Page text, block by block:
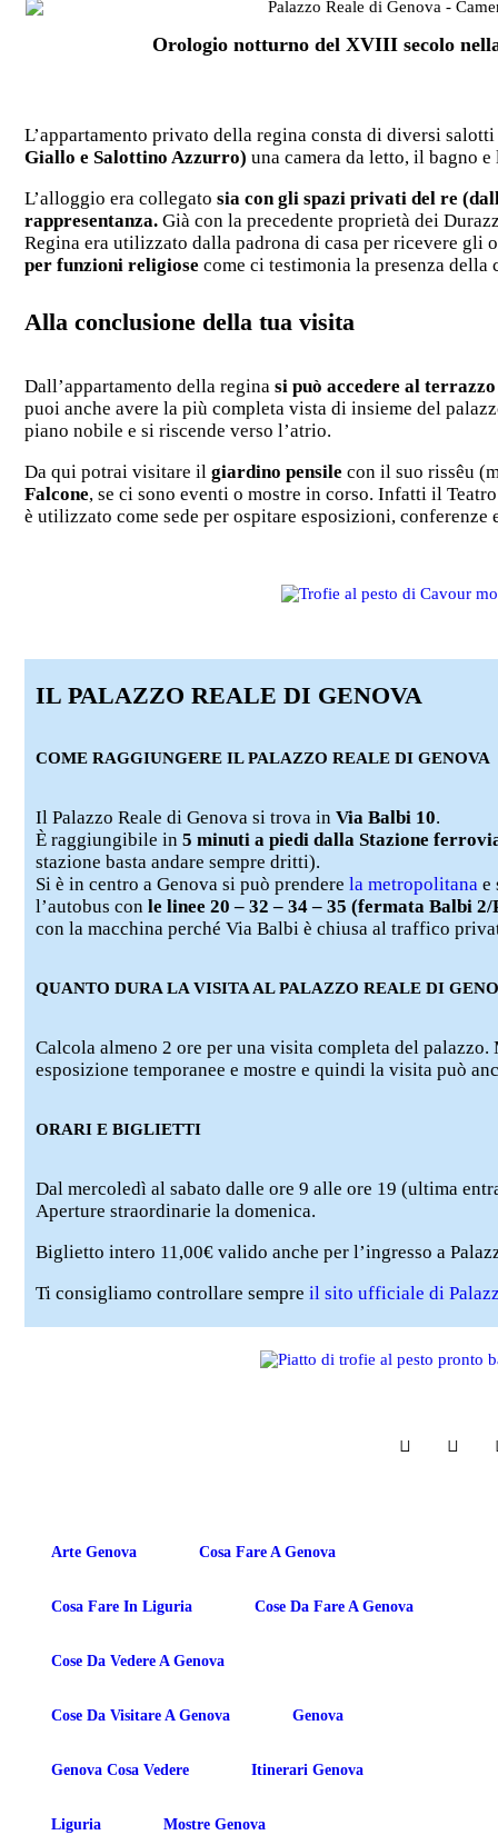
Orologio notturno del XVIII secolo
L’appartamento privato della regina consta di diversi
Giallo e Salottino Azzurro) una camera da letto, il bagno
L’alloggio era collegatosia con gli spazi privati del re
rappresentanza. Già con la precedente proprietà dei
Regina era utilizzato dalla padrona di casa per ricevere gli
per funzioni religiose come ci testimonia la presenza della
Alla conclusione della tua visita
Dall’appartamento della reginasi può accedere al terrazzo
puoi anche avere la più completa vista di insieme del
piano nobile e si riscende verso l’atrio.
Da qui potrai visitare ilgiardino pensile con il suo rissêu
Falcone, se ci sono eventi o mostre in corso. Infatti il
è utilizzato come sede per ospitare esposizioni, conferenze
IL PALAZZO REALE DI GENOVA
COME RAGGIUNGERE IL PALAZZO REALE DI GENOVA
Il Palazzo Reale di Genova si trova inVia Balbi 10.
È raggiungibile in5 minuti a piedi dalla Stazione
stazione basta andare sempre dritti).
Si è in centro a Genova si può prenderela metropolitana e
l’autobus conle linee 20 – 32 – 34 – 35 (fermata Balbi 2/
con la macchina perché Via Balbi è chiusa al traffico
QUANTO DURA LA VISITA AL PALAZZO REALE DI
Calcola almeno 2 ore per una visita completa del
esposizione temporanee e mostre e quindi la visita può
ORARI E BIGLIETTI
Dal mercoledì al sabato dalle ore 9 alle ore 19 (ultima
Aperture straordinarie la domenica.
Biglietto intero 11,00€ valido anche per l’ingresso a
Ti consigliamo controllare sempreil sito ufficiale di
Arte Genova Cosa Fare A Genova
Cosa Fare In Liguria Cose Da Fare A Genova
Cose Da Vedere A Genova
Cose Da Visitare A Genova Genova
Genova Cosa Vedere Itinerari Genova
Liguria Mostre Genova